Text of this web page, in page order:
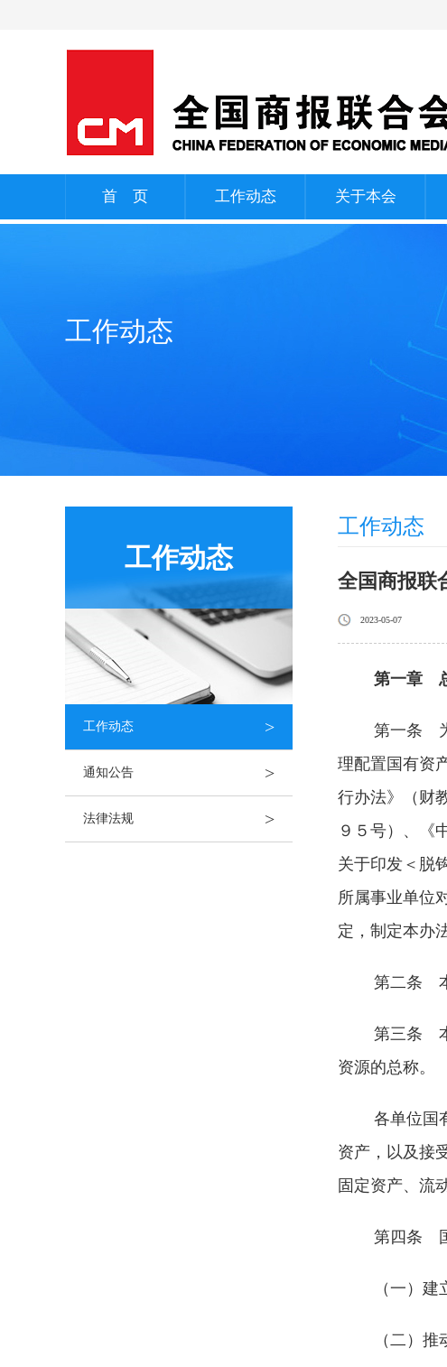
首 页 工作动态 关于本会
工作动态
工作动态
工作动态 >
通知公告 >
法律法规 >
工作动态
全国商报联
2023-05-07
第一章
第一条
理配置国有资
行办法》（财
９５号）、《
关于印发＜脱
所属事业单位
定，制定本办法
第二条
第三条
资源的总称。
各单位国
资产，以及接
固定资产、流
第四条
（一）
（二）